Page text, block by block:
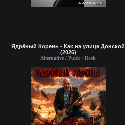
Ядрёный Корень - Как на улице Донской
(2026)
Alternative / Punk / Rock